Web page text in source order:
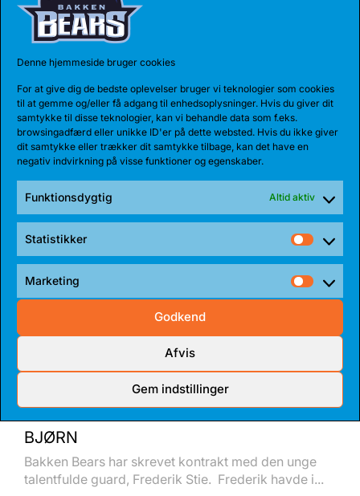
Denne hjemmeside bruger cookies
For at give dig de bedste oplevelser bruger vi teknologier som cookies
til at gemme og/eller få adgang til enhedsoplysninger. Hvis du giver dit
samtykke til disse teknologier, kan vi behandle data som f.eks.
browsingadfærd eller unikke ID'er på dette websted. Hvis du ikke giver
dit samtykke eller trækker dit samtykke tilbage, kan det have en
negativ indvirkning på visse funktioner og egenskaber.
Funktionsdygtig Altid aktiv
Statistikker
Marketing
Godkend
Afvis
Gem indstillinger
TALENT BLIVER FULDTIDSBJØRN
Anton Katholm har skrevet under med Bakken Bears
for endnu en sæson. Sidste sæson havde...
BJØRN
Bakken Bears har skrevet kontrakt med den unge
talentfulde guard, Frederik Stie. Frederik havde i...